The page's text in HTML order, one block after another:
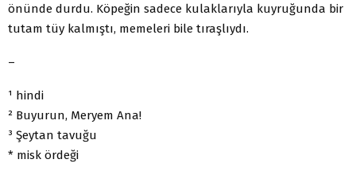
önünde durdu. Köpeğin sadece kulaklarıyla kuyruğunda bir
tutam tüy kalmıştı, memeleri bile tıraşlıydı.
–
¹ hindi
² Buyurun, Meryem Ana!
³ Şeytan tavuğu
* misk ördeği